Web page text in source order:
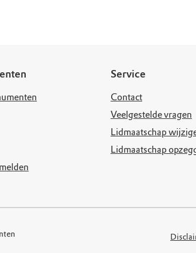
Service
Contact
Veelgestelde vragen
Lidmaatschap
Lidmaatschap